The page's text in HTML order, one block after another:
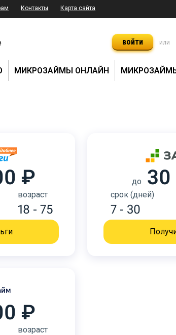
Контакты Карта сайта
войти или
МИКРОЗАЙМЫ ОНЛАЙН
₽
возраст
18 - 75
до
срок (дней)
7 - 30
₽
возраст